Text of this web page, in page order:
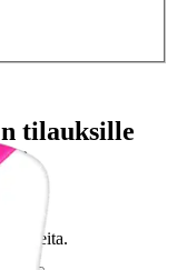
tilauksille
tuotteita.